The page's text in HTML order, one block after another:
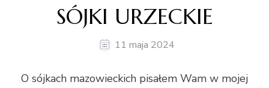
SÓJKI URZECKIE
11 maja 2024
O sójkach mazowieckich pisałem Wam w mojej